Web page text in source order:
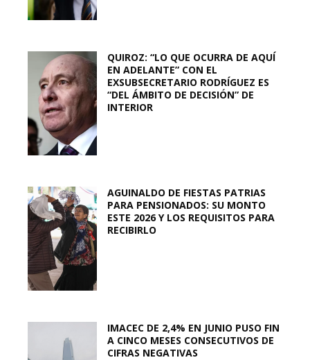
QUIROZ: “LO QUE OCURRA DE AQUÍ
EN ADELANTE” CON EL
EXSUBSECRETARIO RODRÍGUEZ ES
“DEL ÁMBITO DE DECISIÓN” DE
INTERIOR
AGUINALDO DE FIESTAS PATRIAS
PARA PENSIONADOS: SU MONTO
ESTE 2026 Y LOS REQUISITOS PARA
RECIBIRLO
IMACEC DE 2,4% EN JUNIO PUSO FIN
A CINCO MESES CONSECUTIVOS DE
CIFRAS NEGATIVAS